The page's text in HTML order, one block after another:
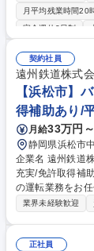
プリケーション
程に携わる ■複数人チーム
月平均残業時間20
完全週休2日制
契約社員
遠州鉄道株式
【浜松市】
得補助あり/
月給33万円
静岡県浜松市
企業名 遠州鉄道株式会社 求人名 【浜松市】バス
充実/免許取得補助あり/平均年
の運転業務をお
ムジンバス「e-
行ダイヤの確認
業界未経験歓迎
正社員